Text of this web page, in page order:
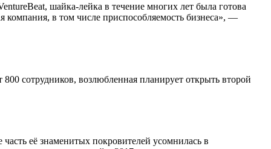
шайка-лейка в течение многих лет была готова
компания, в том числе приспособляемость бизнеса», —
сотрудников, возлюбленная планирует открыть второй
её знаменитых покровителей усомнилась в